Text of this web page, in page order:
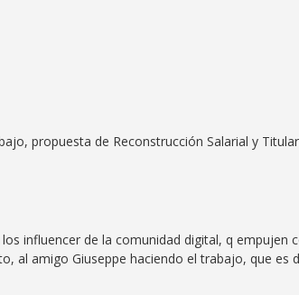
propuesta de Reconstrucción Salarial y
influencer de la comunidad digital, q
al amigo Giuseppe haciendo el trabajo, que es